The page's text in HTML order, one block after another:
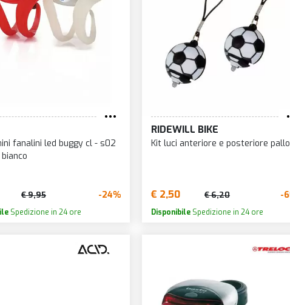
fanalini led buggy cl - s02
€ 9,95 -24%
Spedizione in 24 ore
RIDEWILL BIKE
Kit luci anteriore e posteriore
€ 2,50 € 6,20 -
DisponibileSpedizione in 24 ore